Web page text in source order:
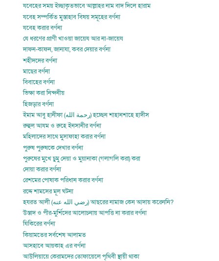
যবেহের সময় ইচ্ছাকৃতভাবে আল্লাহর নাম বাদ দিলে হারাম
যবেহ সম্পর্কিত মুস্তাহাব বিষয় সমূহের বর্ণনা
যবেহ করার বর্ণনা
যে ধরণের প্রাণী খাওয়া জায়েয আর না-জায়েয
দাফন-কাফন, জানাযা, কবর দেয়ার বর্ণনা
শহীদদের বর্ণনা
মাছের বর্ণনা
বিবাহের বর্ণনা
ভিক্ষা করা নিন্দনীয়
হিজড়ার বর্ণনা
ইমাম আবু হানীফা (رحمة الله) হচ্ছেন শাহানশাহে হাদীস
রুহুল আযম ও রুহে ইনসানীর বর্ণনা
মহিলাদের সাথে মুসাফাহা করার বর্ণনা
পুরুষ পুরুষকে দেখার বর্ণনা
পুরুষের মুখে চুমু দেয়া ও মুয়ানাকা (গলাগলি করা) করা
দোয়া করার বর্ণনা
রেশমের পোষাক পরিধান করার বর্ণনা
রদ্দে শামসের মূল ঘটনা
হযরত আলী (رضي الله عنه) আছরের নামাজ কেন আদায় করেননি?
উস্তাদ ও পীর-মুর্শিদের আলোচনায় আপত্তি না করার বর্ণনা
যিকিরের বর্ণনা
কিয়ামতের সর্বশেষ আলামত
আসহাবে আয়কাহ এর বর্ণনা
আউলিয়ায়ে কেরামদের তোফায়েলে পৃথিবী স্থায়ী থাকা